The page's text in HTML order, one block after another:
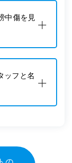
中傷を見
ッフと名